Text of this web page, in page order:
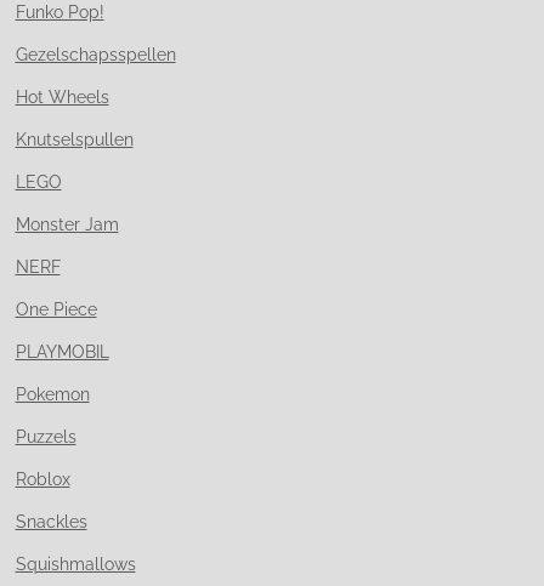
Funko Pop!
Gezelschapsspellen
Hot Wheels
Knutselspullen
LEGO
Monster Jam
NERF
One Piece
PLAYMOBIL
Pokemon
Puzzels
Roblox
Snackles
Squishmallows